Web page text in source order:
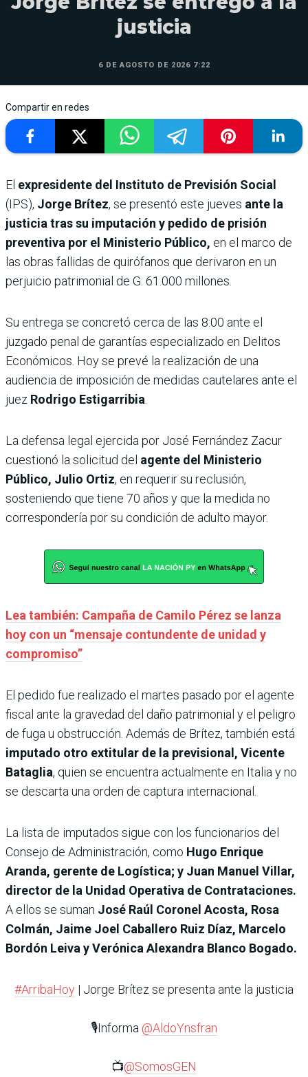
justicia
6 DE AGOSTO DE 2026 7:22
Compartir en redes
El expresidente del Instituto de Previsión Social
(IPS), Jorge Brítez, se presentó este jueves ante la
justicia tras su imputación y pedido de prisión
preventiva por el Ministerio Público, en el marco de
las obras fallidas de quirófanos que derivaron en un
perjuicio patrimonial de G. 61.000 millones.
Su entrega se concretó cerca de las 8:00 ante el
juzgado penal de garantías especializado en Delitos
Económicos. Hoy se prevé la realización de una
audiencia de imposición de medidas cautelares ante el
juez Rodrigo Estigarribia
La defensa legal ejercida por José Fernández Zacur
cuestionó la solicitud del agente del Ministerio
Público, Julio Ortiz, en requerir su reclusión,
sosteniendo que tiene 70 años y que la medida no
correspondería por su condición de adulto mayor.
Lea también: Campaña de Camilo Pérez se lanza
hoy con un “mensaje contundente de unidad y
compromiso”
El pedido fue realizado el martes pasado por el agente
fiscal ante la gravedad del daño patrimonial y el peligro
de fuga u obstrucción. Además de Brítez, también está
imputado otro extitular de la previsional, Vicente
Bataglia, quien se encuentra actualmente en Italia y no
se descarta una orden de captura internacional.
La lista de imputados sigue con los funcionarios del
Consejo de Administración, como Hugo Enrique
Aranda, gerente de Logística; y Juan Manuel Villar,
director de la Unidad Operativa de Contrataciones.
A ellos se suman José Raúl Coronel Acosta, Rosa
Colmán, Jaime Joel Caballero Ruiz Díaz, Marcelo
Bordón Leiva y Verónica Alexandra Blanco Bogado.
#ArribaHoy | Jorge Brítez se presenta ante la justicia
🎙️Informa @AldoYnsfran
📺@SomosGEN